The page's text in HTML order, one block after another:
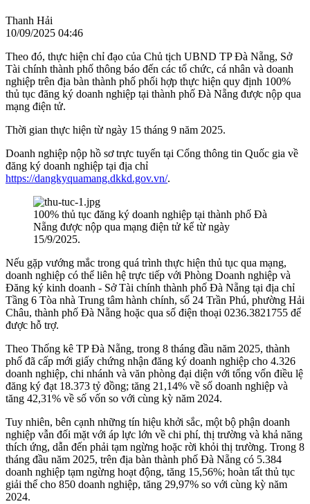
Thanh Hải
10/09/2025 04:46
Theo đó, thực hiện chỉ đạo của Chủ tịch UBND TP Đà Nẵng, Sở
Tài chính thành phố thông báo đến các tổ chức, cá nhân và doanh
nghiệp trên địa bàn thành phố phối hợp thực hiện quy định 100%
thủ tục đăng ký doanh nghiệp tại thành phố Đà Nẵng được nộp qua
mạng điện tử.
Thời gian thực hiện từ ngày 15 tháng 9 năm 2025.
Doanh nghiệp nộp hồ sơ trực tuyến tại Cổng thông tin Quốc gia về
đăng ký doanh nghiệp tại địa chỉ
https://dangkyquamang.dkkd.gov.vn/.
100% thủ tục đăng ký doanh nghiệp tại thành phố Đà
Nẵng được nộp qua mạng điện tử kể từ ngày
15/9/2025.
Nếu gặp vướng mắc trong quá trình thực hiện thủ tục qua mạng,
doanh nghiệp có thể liên hệ trực tiếp với Phòng Doanh nghiệp và
Đăng ký kinh doanh - Sở Tài chính thành phố Đà Nẵng tại địa chỉ
Tầng 6 Tòa nhà Trung tâm hành chính, số 24 Trần Phú, phường Hải
Châu, thành phố Đà Nẵng hoặc qua số điện thoại 0236.3821755 để
được hỗ trợ.
Theo Thống kê TP Đà Nẵng, trong 8 tháng đầu năm 2025, thành
phố đã cấp mới giấy chứng nhận đăng ký doanh nghiệp cho 4.326
doanh nghiệp, chi nhánh và văn phòng đại diện với tổng vốn điều lệ
đăng ký đạt 18.373 tỷ đồng; tăng 21,14% về số doanh nghiệp và
tăng 42,31% về số vốn so với cùng kỳ năm 2024.
Tuy nhiên, bên cạnh những tín hiệu khởi sắc, một bộ phận doanh
nghiệp vẫn đối mặt với áp lực lớn về chi phí, thị trường và khả năng
thích ứng, dẫn đến phải tạm ngừng hoặc rời khỏi thị trường. Trong 8
tháng đầu năm 2025, trên địa bàn thành phố Đà Nẵng có 5.384
doanh nghiệp tạm ngừng hoạt động, tăng 15,56%; hoàn tất thủ tục
giải thể cho 850 doanh nghiệp, tăng 29,97% so với cùng kỳ năm
2024.